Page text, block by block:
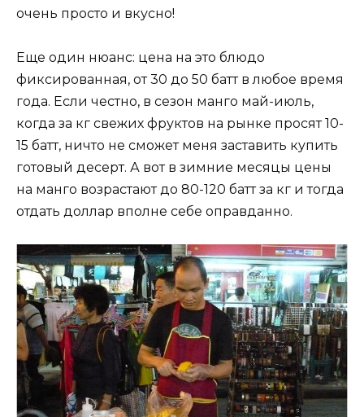
очень просто и вкусно!
Еще один нюанс: цена на это блюдо
фиксированная, от 30 до 50 батт в любое время
года. Если честно, в сезон манго май-июль,
когда за кг свежих фруктов на рынке просят 10-
15 батт, ничто не сможет меня заставить купить
готовый десерт. А вот в зимние месяцы цены
на манго возрастают до 80-120 батт за кг и тогда
отдать доллар вполне себе оправданно.